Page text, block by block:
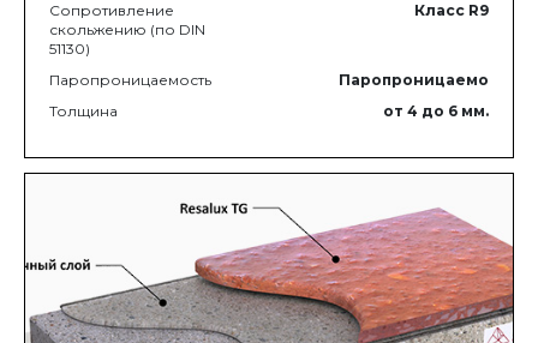
Сопротивление
скольжению (по DIN
51130)
Класс R9
Паропроницаемость
Паропроницаемо
Толщина
от 4 до 6 мм.